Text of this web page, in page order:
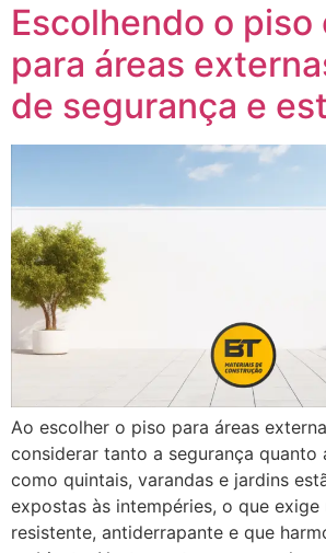
Escolhendo o
para áreas
de segurança e
Ao escolher o piso para áreas
considerar tanto a segurança quanto
como quintais, varandas e jardins
expostas às intempéries, o que exige
resistente, antiderrapante e que